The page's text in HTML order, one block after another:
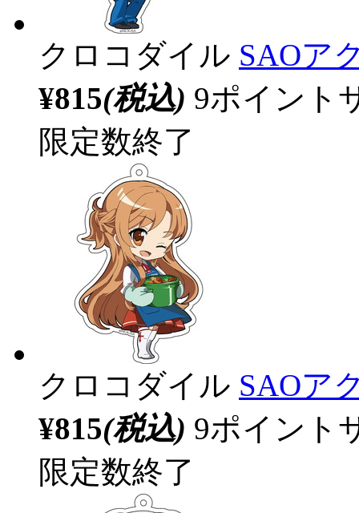
クロコダイル SAOア
¥815(税込) 9ポイント
限定数終了
クロコダイル SAOア
¥815(税込) 9ポイント
限定数終了